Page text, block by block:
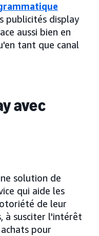
publicités display
aussi bien en
tant que canal
avec
solution de
qui aide les
de leur
à susciter l'intérêt
pour